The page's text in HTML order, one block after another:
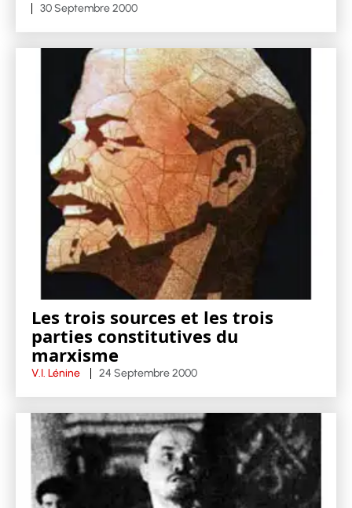
30 Septembre 2000
Les trois sources et les trois
parties constitutives du
marxisme
V.I. Lénine 24 Septembre 2000